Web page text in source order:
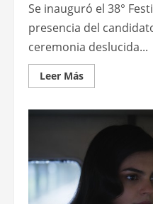
Se inauguró el 38°
presencia del
ceremonia deslucida...
Leer MásLeer
más
PLATA
2023:
con
el
excusa,